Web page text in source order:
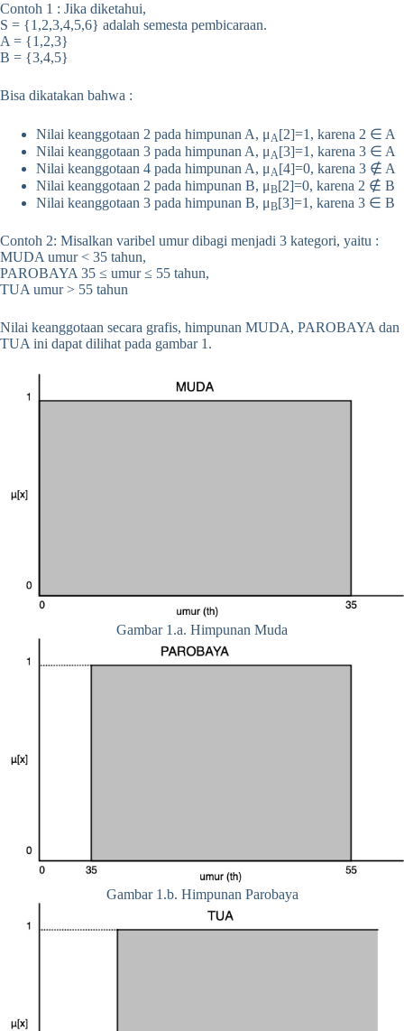
Contoh 1 : Jika diketahui,
S = {1,2,3,4,5,6} adalah semesta pembicaraan.
A = {1,2,3}
B = {3,4,5}
Bisa dikatakan bahwa :
Nilai keanggotaan 2 pada himpunan A, μA[2]=1, karena 2 ∈ A
Nilai keanggotaan 3 pada himpunan A, μA[3]=1, karena 3 ∈ A
Nilai keanggotaan 4 pada himpunan A, μA[4]=0, karena 3 ∉ A
Nilai keanggotaan 2 pada himpunan B, μB[2]=0, karena 2 ∉ B
Nilai keanggotaan 3 pada himpunan B, μB[3]=1, karena 3 ∈ B
Contoh 2: Misalkan varibel umur dibagi menjadi 3 kategori, yaitu :
MUDA umur < 35 tahun,
PAROBAYA 35 ≤ umur ≤ 55 tahun,
TUA umur > 55 tahun
Nilai keanggotaan secara grafis, himpunan MUDA, PAROBAYA dan
TUA ini dapat dilihat pada gambar 1.
Gambar 1.a. Himpunan Muda
Gambar 1.b. Himpunan Parobaya